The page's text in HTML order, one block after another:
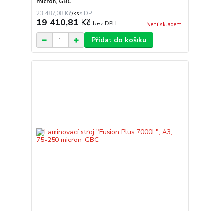
micron, GBC
23 487,08 Kč/ks
19 410,81 Kč bez DPH Není skladem
Přidat do košíku